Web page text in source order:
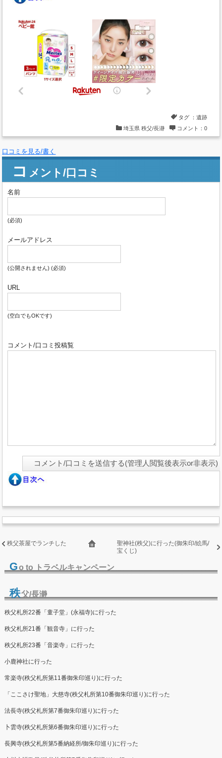
タグ ： 遺跡
埼玉県 秩父/長瀞 コメント：0
口コミを見る/書く
コメント/口コミ
名前
(必須)
メールアドレス
(公開されません) (必須)
URL
(空白でもOKです)
コメント/口コミ投稿覧
秩父茶屋でランチした
聖神社(秩父)に行った(御朱印/絵馬/
宝くじ)
Go to トラベルキャンペーン
秩父/長瀞
秩父札所22番「童子堂」(永福寺)に行った
秩父札所21番「観音寺」に行った
秩父札所23番「音楽寺」に行った
小鹿神社に行った
常楽寺(秩父札所第11番御朱印巡り)に行った
「ここさけ聖地」大慈寺(秩父札所第10番御朱印巡り)に行った
法長寺(秩父札所第7番御朱印巡り)に行った
卜雲寺(秩父札所第6番御朱印巡り)に行った
長興寺(秩父札所第5番納経所/御朱印巡り)に行った